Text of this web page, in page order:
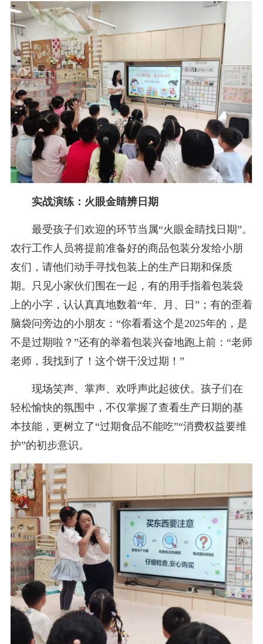
实战演练：火眼金睛辨日期
最受孩子们欢迎的环节当属“火眼金睛找日期”。
农行工作人员将提前准备好的商品包装分发给小朋
友们，请他们动手寻找包装上的生产日期和保质
期。只见小家伙们围在一起，有的用手指着包装袋
上的小字，认认真真地数着“年、月、日”；有的歪着
脑袋问旁边的小朋友：“你看看这个是2025年的，是
不是过期啦？”还有的举着包装兴奋地跑上前：“老师
老师，我找到了！这个饼干没过期！”
现场笑声、掌声、欢呼声此起彼伏。孩子们在
轻松愉快的氛围中，不仅掌握了查看生产日期的基
本技能，更树立了“过期食品不能吃”“消费权益要维
护”的初步意识。